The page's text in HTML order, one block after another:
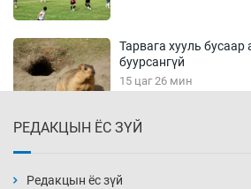
Тарвага хууль бусаар
буурсангүй
15 цаг 26 мин
15 цаг 56 мин
РЕДАКЦЫН ЁС ЗҮЙ
Редакцын ёс зүй